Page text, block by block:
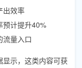
出效率
预计提升40%
流量入口
显示，这类内容可获